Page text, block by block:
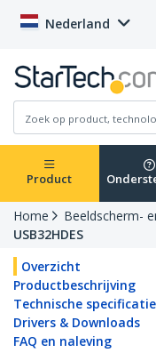
Nederland
Product
Home Beeldscherm-
USB32HDES
Overzicht
Productbeschrijving
Technische
Drivers & Downloads
FAQ en naleving